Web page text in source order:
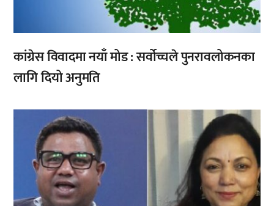
कांग्रेस विवादमा नयाँ मोड : सर्वोच्चले पुनरावलोकनका
लागि दियो अनुमति